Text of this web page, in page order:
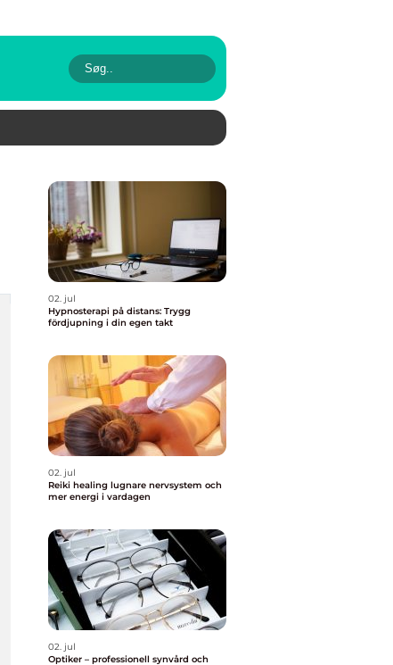
02. jul
Hypnosterapi på distans: Trygg
fördjupning i din egen takt
02. jul
Reiki healing lugnare nervsystem och
mer energi i vardagen
02. jul
Optiker – professionell synvård och